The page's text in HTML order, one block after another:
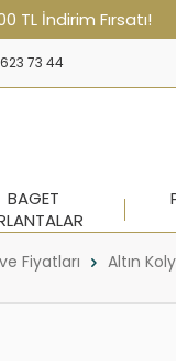
TL İndirim Fırsatı!
73 44
BAGET
Fiyatları Altın